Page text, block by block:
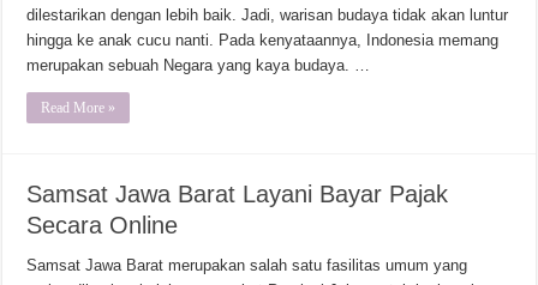
dilestarikan dengan lebih baik. Jadi, warisan budaya tidak akan luntur
hingga ke anak cucu nanti. Pada kenyataannya, Indonesia memang
merupakan sebuah Negara yang kaya budaya. …
Read More »
Samsat Jawa Barat Layani Bayar Pajak
Secara Online
Samsat Jawa Barat merupakan salah satu fasilitas umum yang